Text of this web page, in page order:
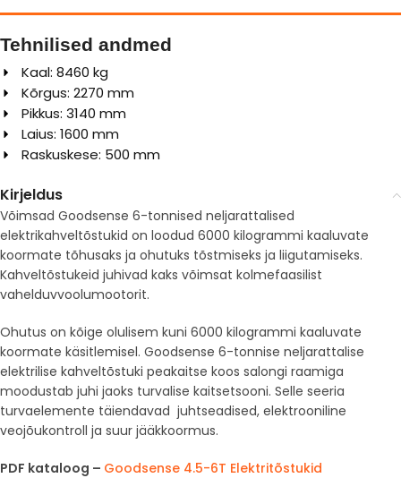
Tehnilised andmed
Kaal: 8460 kg
Kõrgus: 2270 mm
Pikkus: 3140 mm
Laius: 1600 mm
Raskuskese: 500 mm
Kirjeldus
Võimsad Goodsense 6-tonnised neljarattalised
elektrikahveltõstukid on loodud 6000 kilogrammi kaaluvate
koormate tõhusaks ja ohutuks tõstmiseks ja liigutamiseks.
Kahveltõstukeid juhivad kaks võimsat kolmefaasilist
vahelduvvoolumootorit.
Ohutus on kõige olulisem kuni 6000 kilogrammi kaaluvate
koormate käsitlemisel. Goodsense 6-tonnise neljarattalise
elektrilise kahveltõstuki peakaitse koos salongi raamiga
moodustab juhi jaoks turvalise kaitsetsooni. Selle seeria
turvaelemente täiendavad juhtseadised, elektrooniline
veojõukontroll ja suur jääkkoormus.
PDF kataloog – Goodsense 4.5-6T Elektritõstukid